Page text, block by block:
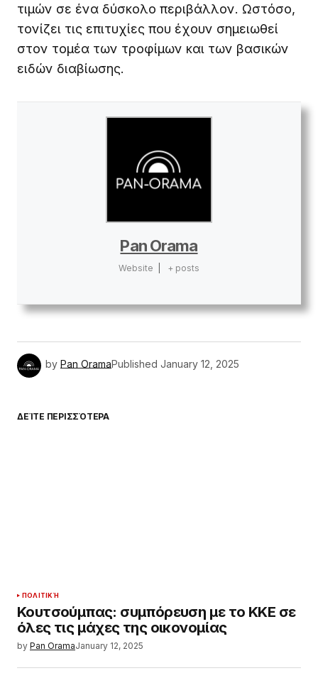
τιμών σε ένα δύσκολο περιβάλλον. Ωστόσο,
τονίζει τις επιτυχίες που έχουν σημειωθεί
στον τομέα των τροφίμων και των βασικών
ειδών διαβίωσης.
Pan Orama
Website + posts
by Pan OramaPublished January 12, 2025
ΔΕΊΤΕ ΠΕΡΙΣΣΌΤΕΡΑ
ΠΟΛΙΤΙΚΉ
Κουτσούμπας: συμπόρευση με το ΚΚΕ σε
όλες τις μάχες της οικονομίας
by Pan OramaJanuary 12, 2025